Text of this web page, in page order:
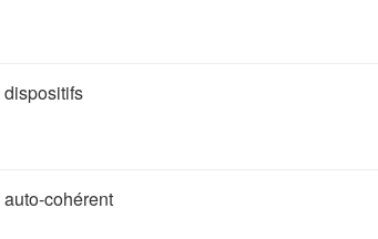
dispositifs
auto-cohérent